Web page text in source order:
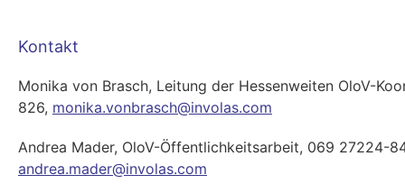
Kontakt
Monika von Brasch, Leitung der Hessenweiten OloV-
826, monika.vonbrasch@involas.com
Andrea Mader, OloV-Öffentlichkeitsarbeit, 069 27224-
andrea.mader@involas.com